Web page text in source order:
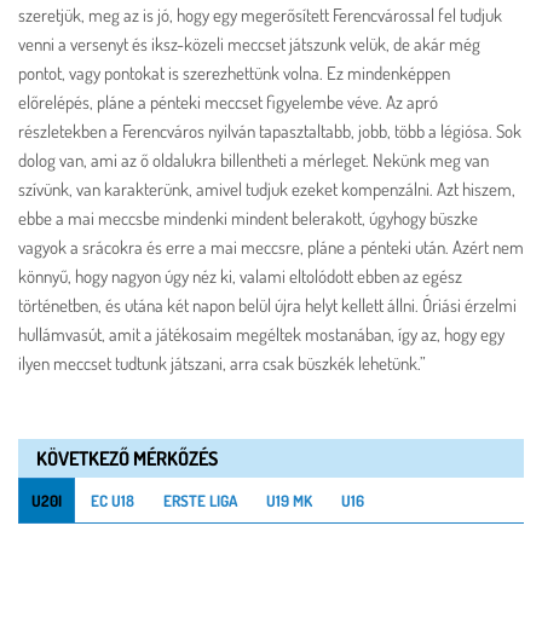
szeretjük, meg az is jó, hogy egy megerősített Ferencvárossal fel tudjuk
venni a versenyt és iksz-közeli meccset játszunk velük, de akár még
pontot, vagy pontokat is szerezhettünk volna. Ez mindenképpen
előrelépés, pláne a pénteki meccset figyelembe véve. Az apró
részletekben a Ferencváros nyilván tapasztaltabb, jobb, több a légiósa. Sok
dolog van, ami az ő oldalukra billentheti a mérleget. Nekünk meg van
szívünk, van karakterünk, amivel tudjuk ezeket kompenzálni. Azt hiszem,
ebbe a mai meccsbe mindenki mindent belerakott, úgyhogy büszke
vagyok a srácokra és erre a mai meccsre, pláne a pénteki után. Azért nem
könnyű, hogy nagyon úgy néz ki, valami eltolódott ebben az egész
történetben, és utána két napon belül újra helyt kellett állni. Óriási érzelmi
hullámvasút, amit a játékosaim megéltek mostanában, így az, hogy egy
ilyen meccset tudtunk játszani, arra csak büszkék lehetünk.”
KÖVETKEZŐ MÉRKŐZÉS
U20I EC U18 ERSTE LIGA U19 MK U16